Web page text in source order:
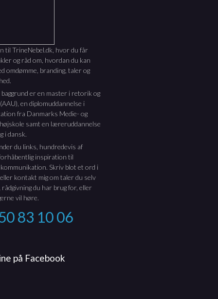
til TrineNebel.dk, hvor du får
og råd om, hvordan du kan
omdømme, branding, taler og
baggrund er en master i retorik og
en diplomuddannelse i
fra Danmarks Medie- og
samt en læreruddannelse
i dansk.
du links, hundredevis af
inspiration til
Skriv blot et ord i
kontakt mig om taler du selv
rådgivning du har brug for, eller
vil høre.
83 10 06
på Facebook